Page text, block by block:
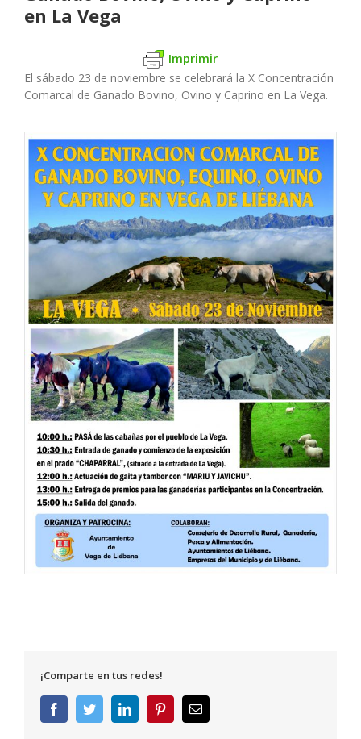
en La Vega
Imprimir
El sábado 23 de noviembre se celebrará la X Concentración
Comarcal de Ganado Bovino, Ovino y Caprino en La Vega.
¡Comparte en tus redes!
FacebookTwitterLinkedInPinterestCorreo
electrónico